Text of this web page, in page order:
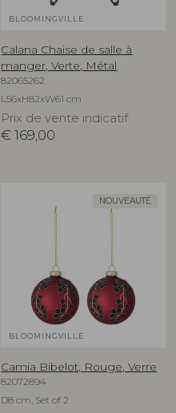
BLOOMINGVILLE
Calana Chaise de salle à
manger, Verte, Métal
82065262
L56xH82xW61 cm
Prix de vente indicatif
€ 169,00
NOUVEAUTÉ
BLOOMINGVILLE
Camia Bibelot, Rouge, Verre
82072894
D8 cm, Set of 2